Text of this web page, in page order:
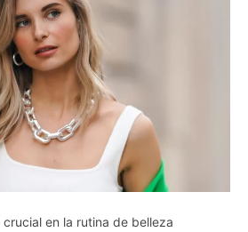
en la rutina de belleza